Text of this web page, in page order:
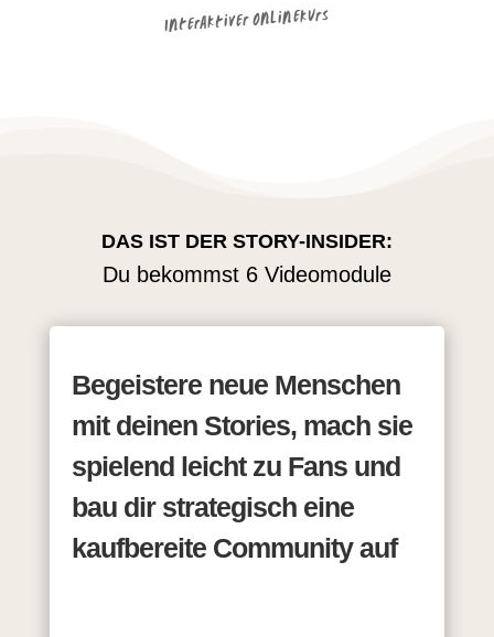
Interaktiver Onlinekurs
DAS IST DER STORY-INSIDER:
Du bekommst 6 Videomodule
Begeistere neue Menschen
mit deinen Stories, mach sie
spielend leicht zu Fans und
bau dir strategisch eine
kaufbereite Community auf